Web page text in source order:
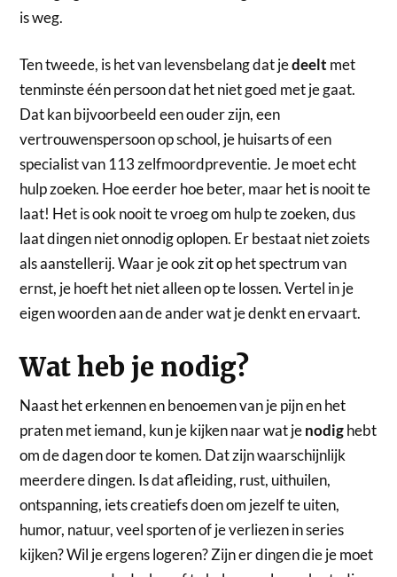
is weg.
Ten tweede, is het van levensbelang dat jedeelt met
tenminste één persoon dat het niet goed met je gaat.
Dat kan bijvoorbeeld een ouder zijn, een
vertrouwenspersoon op school, je huisarts of een
specialist van 113 zelfmoordpreventie. Je moet echt
hulp zoeken. Hoe eerder hoe beter, maar het is nooit te
laat! Het is ook nooit te vroeg om hulp te zoeken, dus
laat dingen niet onnodig oplopen. Er bestaat niet zoiets
als aanstellerij. Waar je ook zit op het spectrum van
ernst, je hoeft het niet alleen op te lossen. Vertel in je
eigen woorden aan de ander wat je denkt en ervaart.
Wat heb je nodig?
Naast het erkennen en benoemen van je pijn en het
praten met iemand, kun je kijken naar wat jenodighebt
om de dagen door te komen. Dat zijn waarschijnlijk
meerdere dingen. Is dat afleiding, rust, uithuilen,
ontspanning, iets creatiefs doen om jezelf te uiten,
humor, natuur, veel sporten of je verliezen in series
kijken? Wil je ergens logeren? Zijn er dingen die je moet